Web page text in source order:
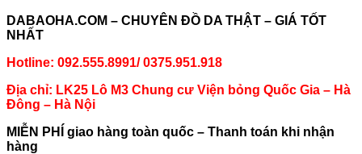
DABAOHA.COM – CHUYÊN ĐỒ DA THẬT – GIÁ TỐT
NHẤT
Hotline: 092.555.8991/ 0375.951.918
Địa chỉ: LK25 Lô M3 Chung cư Viện bỏng Quốc Gia – Hà
Đông – Hà Nội
MIỄN PHÍ giao hàng toàn quốc – Thanh toán khi nhận
hàng